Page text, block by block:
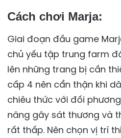
Cách chơi Marja:
Giai đoạn đầu game
chủ yếu tập trung farm
lên những trang bị cần
cấp 4 nên cẩn thận khi
chiêu thức với đối
năng gây sát thương và
rất thấp. Nên chọn vị trí